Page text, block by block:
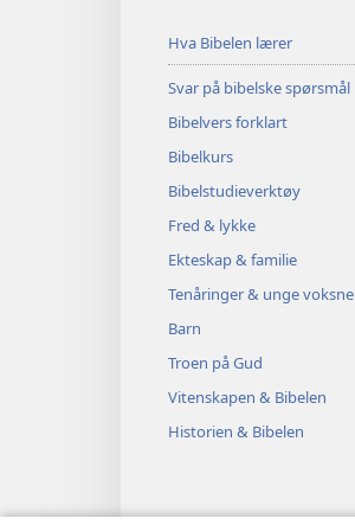
Hva Bibelen lærer
Svar på bibelske spørsmål
Bibelvers forklart
Bibelkurs
Bibelstudieverktøy
Fred & lykke
Ekteskap & familie
Tenåringer & unge voksne
Barn
Troen på Gud
Vitenskapen & Bibelen
Historien & Bibelen